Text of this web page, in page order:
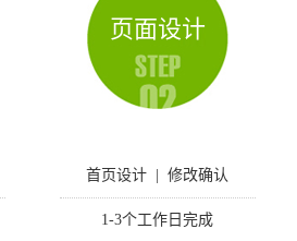
页面设计
首页设计 | 修改确认
1-3个工作日完成